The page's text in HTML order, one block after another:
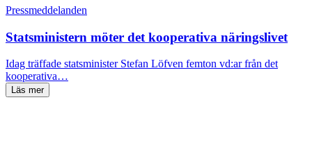
Pressmeddelanden
Statsministern möter det kooperativa näringslivet
Idag träffade statsminister Stefan Löfven femton vd:ar från det
kooperativa…
Läs mer